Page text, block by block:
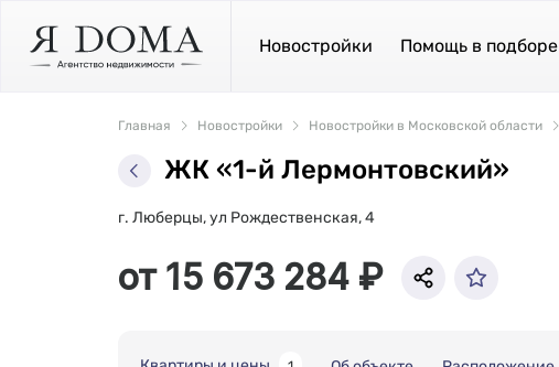
Новостройки Помощь в подборе
Главная Новостройки Новостройки в Московской области
ЖК «1-й Лермонтовский»
г. Люберцы, ул Рождественская, 4
от 15 673 284 ₽